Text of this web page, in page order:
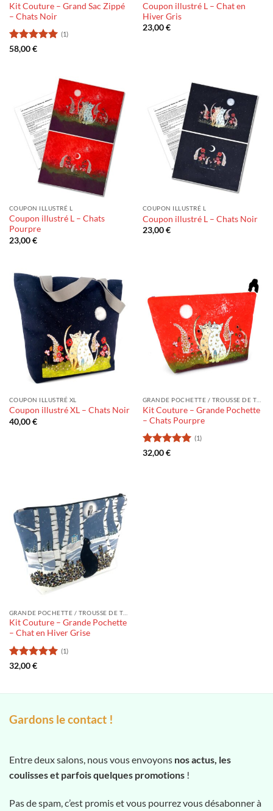
Kit Couture – Grand Sac Zippé
– Chats Noir
Note5
(1)
58,00€
Coupon illustré L – Chat en
Hiver Gris
23,00€
COUPON ILLUSTRÉ L
Coupon illustré L – Chats
Pourpre
23,00€
COUPON ILLUSTRÉ L
Coupon illustré L – Chats Noir
23,00€
COUPON ILLUSTRÉ XL
Coupon illustré XL – Chats Noir
40,00€
Kit Couture – Grande Pochette
– Chats Pourpre
Note5
(1)
32,00€
Kit Couture – Grande Pochette
– Chat en Hiver Grise
Note5
(1)
32,00€
Gardons le contact !
Entre deux salons, nous vous envoyons nos actus, les
coulisses et parfois quelques promotions !
Pas de spam, c’est promis et vous pourrez vous désabonner à